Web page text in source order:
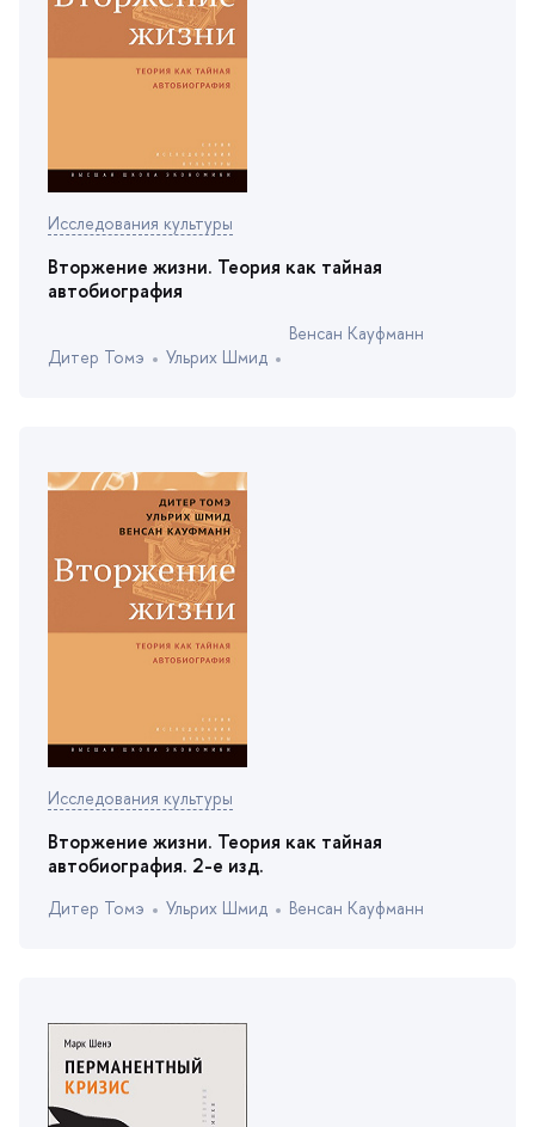
Исследования культуры
торжение жизни. Теория как тайная
автобиография
Дитер Томэ Ульрих Шмид
енсан Кауфманн
Исследования культуры
торжение жизни. Теория как тайная
автобиография. 2-е изд.
Дитер Томэ Ульрих Шмид енсан Кауфманн